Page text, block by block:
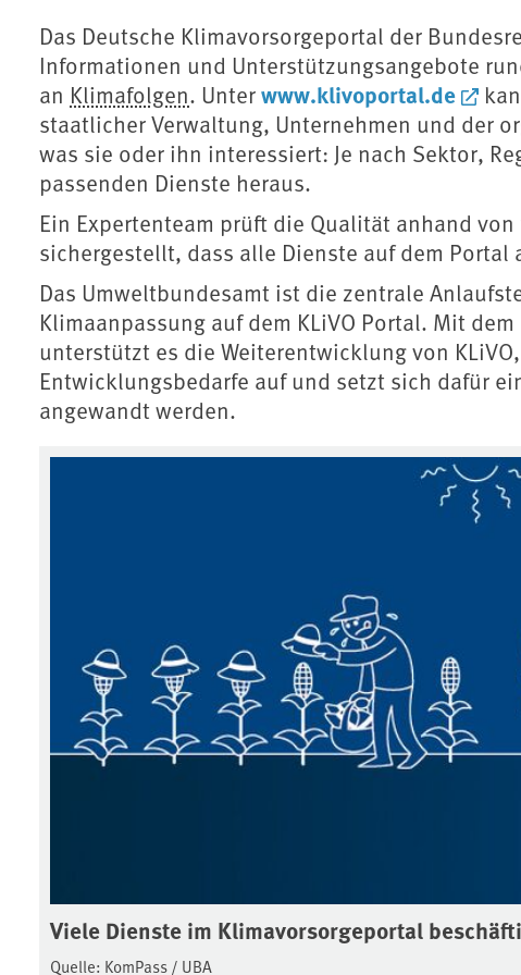
Das Deutsche Klimavorsorgeportal der
Informationen und Unterstützungsangebote
an Klimafolgen. Unterwww.klivoportal.de
staatlicher Verwaltung, Unternehmen und der
was sie oder ihn interessiert: Je nach Sektor,
passenden Dienste heraus.
Ein Expertenteam prüft die Qualität anhand
sichergestellt, dass alle Dienste auf dem
Das Umweltbundesamt ist die zentrale
Klimaanpassung auf dem KLiVO Portal. Mit
unterstützt es die Weiterentwicklung von
Entwicklungsbedarfe auf und setzt sich dafür
angewandt werden.
Viele Dienste im Klimavorsorgeportal
Quelle: KomPass / UBA